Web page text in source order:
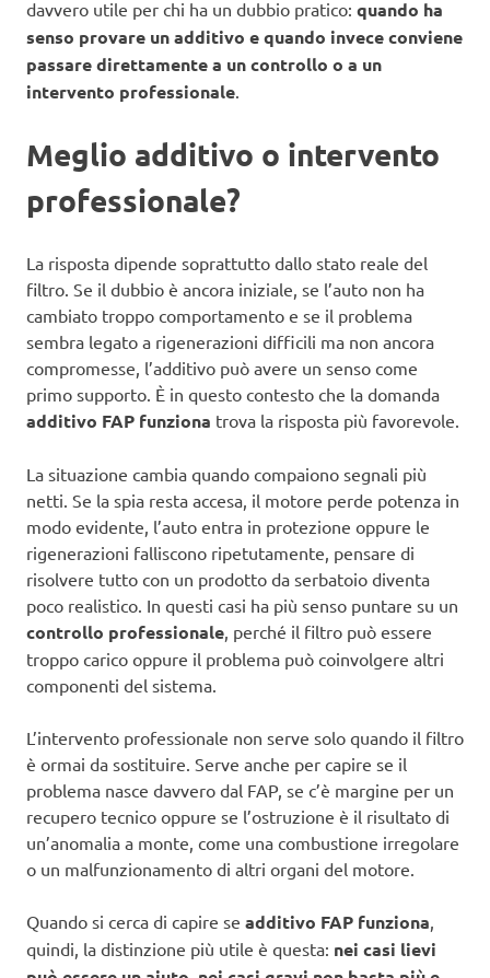
davvero utile per chi ha un dubbio pratico: quando ha
senso provare un additivo e quando invece conviene
passare direttamente a un controllo o a un
intervento professionale.
Meglio additivo o intervento
professionale?
La risposta dipende soprattutto dallo stato reale del
filtro. Se il dubbio è ancora iniziale, se l’auto non ha
cambiato troppo comportamento e se il problema
sembra legato a rigenerazioni difficili ma non ancora
compromesse, l’additivo può avere un senso come
primo supporto. È in questo contesto che la domanda
additivo FAP funziona trova la risposta più favorevole.
La situazione cambia quando compaiono segnali più
netti. Se la spia resta accesa, il motore perde potenza in
modo evidente, l’auto entra in protezione oppure le
rigenerazioni falliscono ripetutamente, pensare di
risolvere tutto con un prodotto da serbatoio diventa
poco realistico. In questi casi ha più senso puntare su un
controllo professionale, perché il filtro può essere
troppo carico oppure il problema può coinvolgere altri
componenti del sistema.
L’intervento professionale non serve solo quando il filtro
è ormai da sostituire. Serve anche per capire se il
problema nasce davvero dal FAP, se c’è margine per un
recupero tecnico oppure se l’ostruzione è il risultato di
un’anomalia a monte, come una combustione irregolare
o un malfunzionamento di altri organi del motore.
Quando si cerca di capire se additivo FAP funziona,
quindi, la distinzione più utile è questa: nei casi lievi